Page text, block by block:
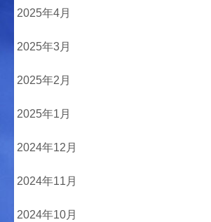
2025年4月
2025年3月
2025年2月
2025年1月
2024年12月
2024年11月
2024年10月